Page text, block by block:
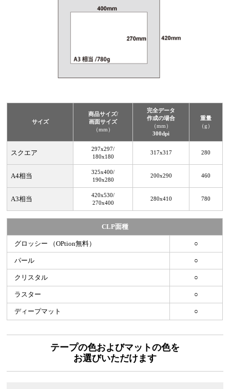
サイズ
商品サイズ/
画面サイズ
（mm）
完全データ
作成の場合
（mm）
300dpi
重量
（g）
スクエア
297x297/
180x180
317x317 280
A4相当
325x400/
190x280
200x290 460
A3相当
420x530/
270x400
280x410 780
CLP面種
グロッシー （OPtion無料） ○
パール ○
クリスタル ○
ラスター ○
ディープマット ○
テープの色およびマットの色を
お選びいただけます